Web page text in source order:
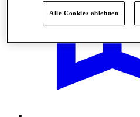
Alle Cookies ablehnen